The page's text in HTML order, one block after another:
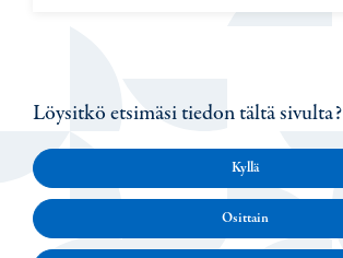
Löysitkö etsimäsi tiedon tältä sivulta?
Kyllä
Osittain